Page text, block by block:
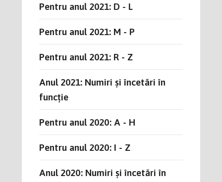
Pentru anul 2021: D - L
Pentru anul 2021: M - P
Pentru anul 2021: R - Z
Anul 2021: Numiri și încetări în
funcție
Pentru anul 2020: A - H
Pentru anul 2020: I - Z
Anul 2020: Numiri și încetări în